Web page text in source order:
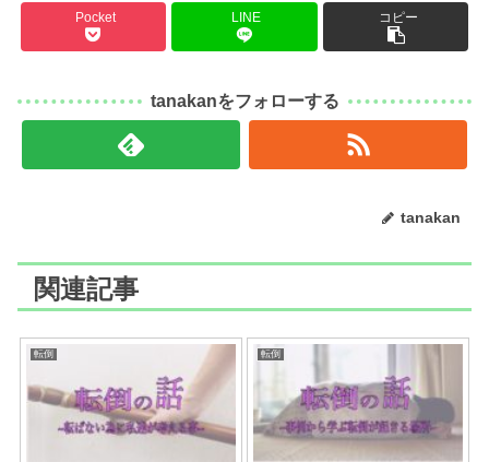
Pocket LINE コピー
tanakanをフォローする
tanakan
関連記事
転倒 転倒